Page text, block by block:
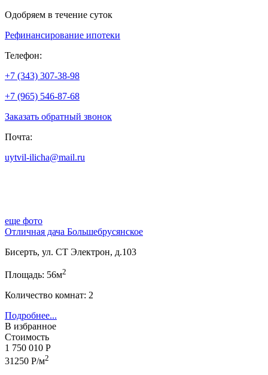
Одобряем в течение суток
Рефинансирование ипотеки
Телефон:
+7 (343) 307-38-98
+7 (965) 546-87-68
Заказать обратный звонок
Почта:
uytvil-ilicha@mail.ru
еще фото
Отличная дача Большебрусянское
Бисерть, ул. СТ Электрон, д.103
Площадь: 56м2
Количество комнат: 2
Подробнее...
В избранное
Стоимость
1 750 010 Р
31250 Р/м2